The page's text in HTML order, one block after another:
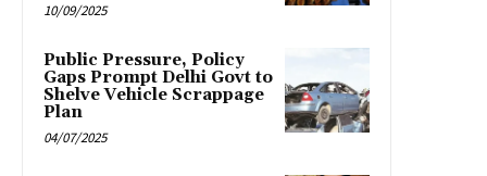
10/09/2025
Public Pressure, Policy
Gaps Prompt Delhi Govt to
Shelve Vehicle Scrappage
Plan
04/07/2025